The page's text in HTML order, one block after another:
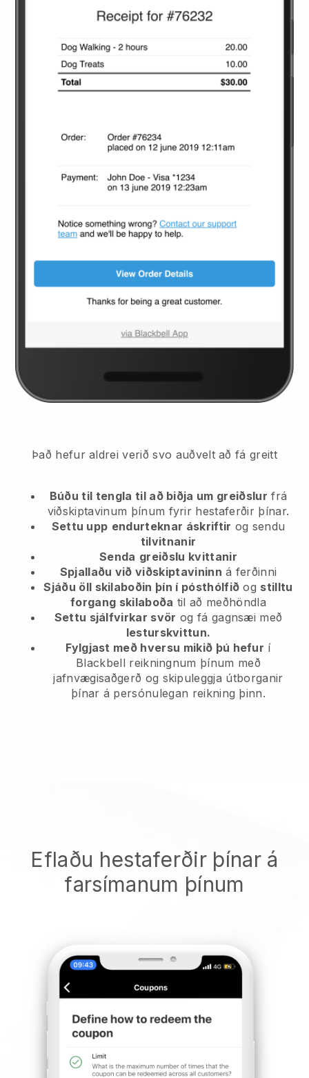
Það hefur aldrei verið svo auðvelt að fá greitt
Búðu til tengla til að biðja um greiðslur frá
viðskiptavinum þínum fyrir hestaferðir þínar.
Settu upp endurteknar áskriftir og sendu
tilvitnanir
Senda greiðslu kvittanir
Spjallaðu við viðskiptavininn á ferðinni
Sjáðu öll skilaboðin þín í pósthólfið og stilltu
forgang skilaboða til að meðhöndla
Settu sjálfvirkar svör og fá gagnsæi með
lesturskvittun.
Fylgjast með hversu mikið þú hefur í
Blackbell reikningnum þínum með
jafnvægisaðgerð og skipuleggja útborganir
þínar á persónulegan reikning þinn.
Eflaðu hestaferðir þínar á
farsímanum þínum